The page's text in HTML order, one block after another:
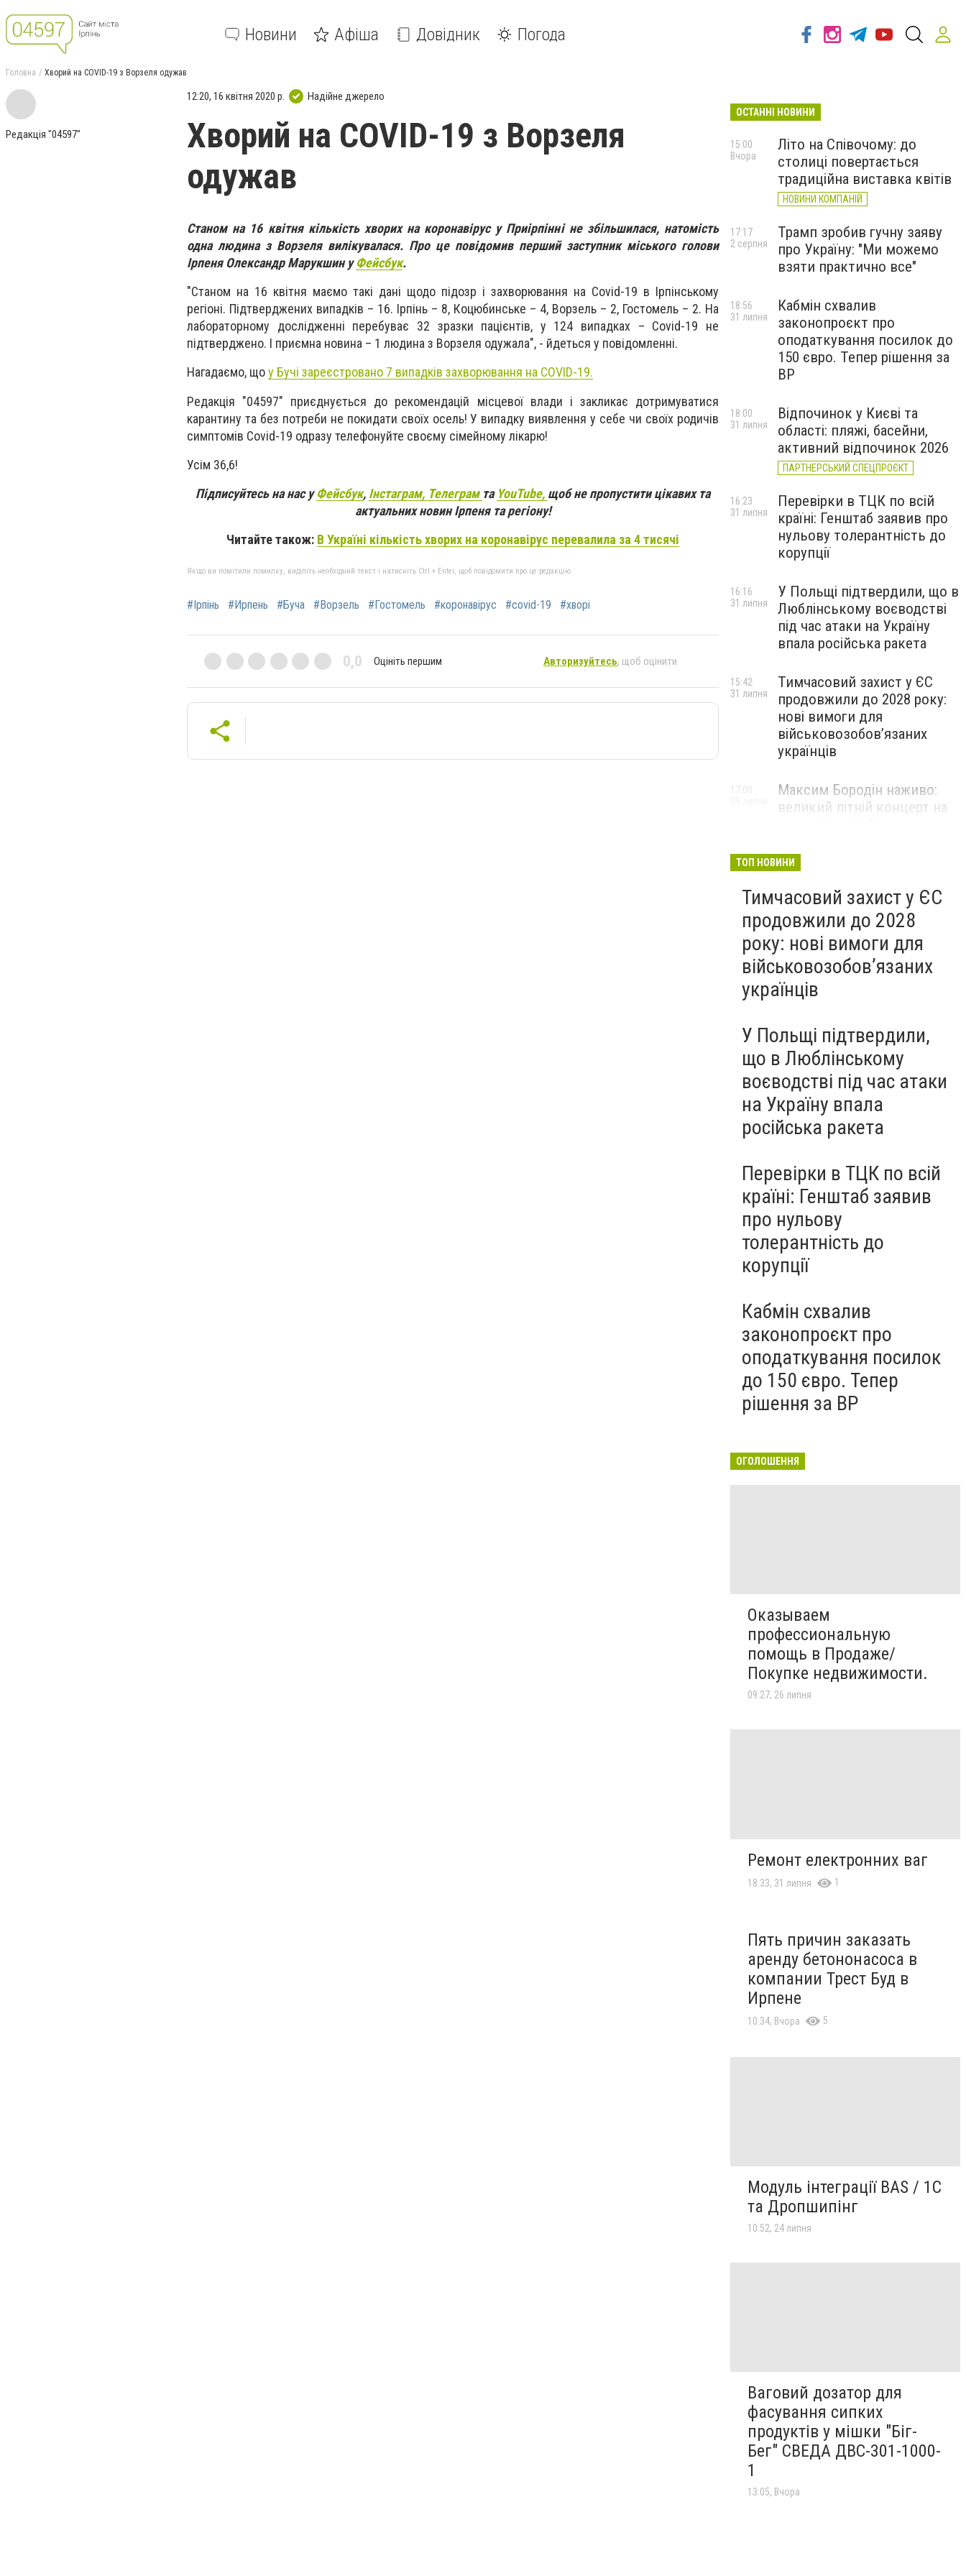
Новини Афіша Довідник Погода
Головна Хворий на COVID-19 з Ворзеля одужав
Редакція "04597"
12:20, 16 квітня 2020 р. Надійне джерело
Хворий на COVID-19 з Ворзеля
одужав
Станом на 16 квітня кількість хворих на коронавірус у Приірпінні не збільшилася, натомість
одна людина з Ворзеля вилікувалася. Про це повідомив перший заступник міського голови
Ірпеня Олександр Марукшин уФейсбук.
"Станом на 16 квітня маємо такі дані щодо підозр і захворювання на Covid-19 в Ірпінському
регіоні. Підтверджених випадків – 16. Ірпінь – 8, Коцюбинське – 4, Ворзель – 2, Гостомель – 2. На
лабораторному дослідженні перебуває 32 зразки пацієнтів, у 124 випадках – Covid-19 не
підтверджено. І приємна новина – 1 людина з Ворзеля одужала", - йдеться у повідомленні.
Нагадаємо, щоу Бучі зареєстровано 7 випадків захворювання на COVID-19.
Редакція "04597" приєднується до рекомендацій місцевої влади і закликає дотримуватися
карантину та без потреби не покидати своїх осель! У випадку виявлення у себе чи своїх родичів
симптомів Covid-19 одразу телефонуйте своєму сімейному лікарю!
Усім 36,6!
Підписуйтесь на нас уФейсбук, Інстаграм, Телеграм та YouTube, щоб не пропустити цікавих та
актуальних новин Ірпеня та регіону!
Читайте також: В Україні кількість хворих на коронавірус перевалила за 4 тисячі
Якщо ви помітили помилку, виділіть необхідний текст і натисніть Ctrl + Enter, щоб повідомити про це редакцію
#Ірпінь #Ирпень #Буча #Ворзель #Гостомель #коронавірус #covid-19 #хворі
0,0 Оцініть першим Авторизуйтесь, щоб оцінити
ОСТАННІ НОВИНИ
Літо на Співочому: до
столиці повертається
традиційна виставка квітів
НОВИНИ КОМПАНІЙ
15:00
Вчора
Трамп зробив гучну заяву
про Україну: "Ми можемо
взяти практично все"
17:17
2 серпня
Кабмін схвалив
законопроєкт про
оподаткування посилок до
150 євро. Тепер рішення за
ВР
18:56
31 липня
Відпочинок у Києві та
області: пляжі, басейни,
активний відпочинок 2026
ПАРТНЕРСЬКИЙ СПЕЦПРОЄКТ
18:00
31 липня
Перевірки в ТЦК по всій
країні: Генштаб заявив про
нульову толерантність до
корупції
16:23
31 липня
У Польщі підтвердили, що в
Люблінському воєводстві
під час атаки на Україну
впала російська ракета
16:16
31 липня
Тимчасовий захист у ЄС
продовжили до 2028 року:
нові вимоги для
військовозобов’язаних
українців
15:42
31 липня
Максим Бородін наживо:
великий літній концерт на
17:00
ТОП НОВИНИ
Тимчасовий захист у ЄС
продовжили до 2028
року: нові вимоги для
військовозобов’язаних
українців
У Польщі підтвердили,
що в Люблінському
воєводстві під час атаки
на Україну впала
російська ракета
Перевірки в ТЦК по всій
країні: Генштаб заявив
про нульову
толерантність до
корупції
Кабмін схвалив
законопроєкт про
оподаткування посилок
до 150 євро. Тепер
рішення за ВР
ОГОЛОШЕННЯ
Оказываем
профессиональную
помощь в Продаже/
Покупке недвижимости.
09:27, 26 липня
Ремонт електронних ваг
18:33, 31 липня 1
Пять причин заказать
аренду бетононасоса в
компании Трест Буд в
Ирпене
10:34, Вчора 5
Модуль інтеграції BAS / 1C
та Дропшипінг
10:52, 24 липня
Ваговий дозатор для
фасування сипких
продуктів у мішки "Біг-
Бег" СВЕДА ДВС-301-1000-
1
13:05, Вчора